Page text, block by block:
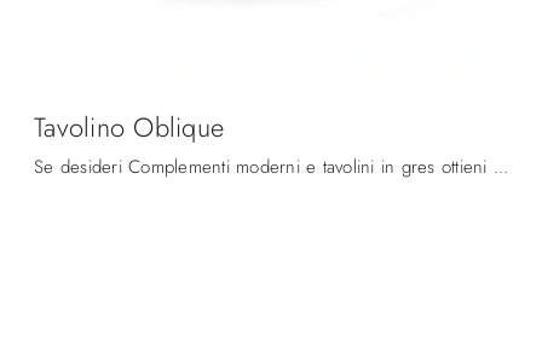
Tavolino Oblique
Se desideri Complementi moderni e tavolini in gres ottieni informazioni sul modello Tavolino Oblique della firma Devina Nais.